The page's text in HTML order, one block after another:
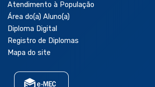
Atendimento à População
Área do(a) Aluno(a)
Diploma Digital
Registro de Diplomas
Mapa do site